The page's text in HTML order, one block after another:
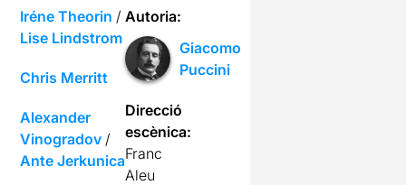
Iréne Theorin /
Lise Lindstrom
Chris Merritt
Alexander
Vinogradov /
Ante Jerkunica
Autoria:
Giacomo
Puccini
Direcció
escènica:
Franc
Aleu